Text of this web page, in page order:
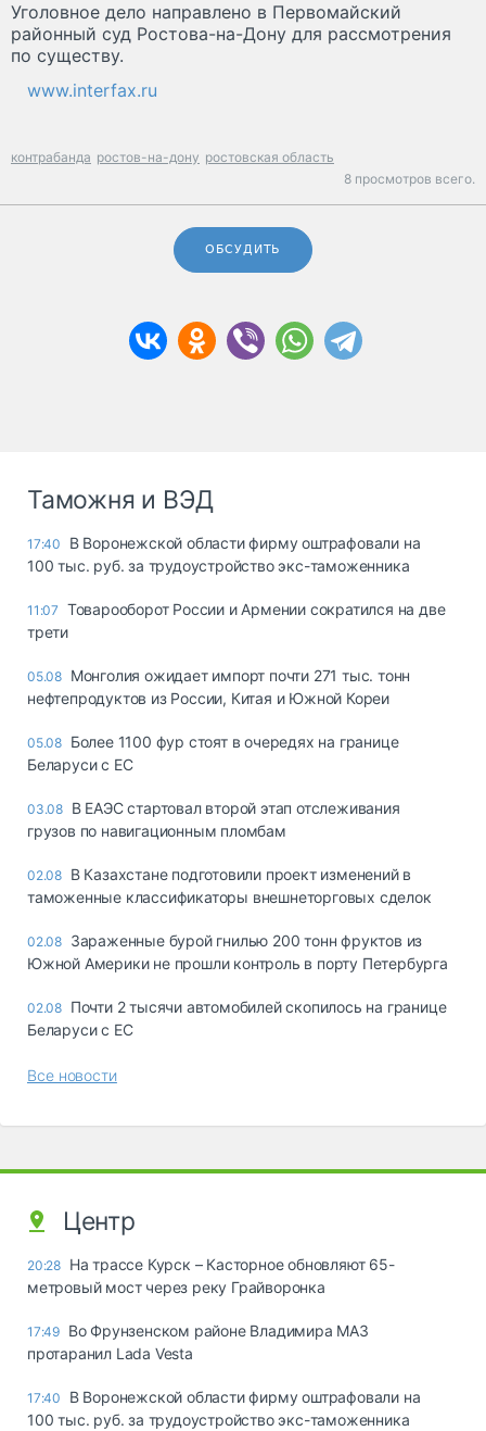
Уголовное дело направлено в Первомайский
районный суд Ростова-на-Дону для рассмотрения
по существу.
www.interfax.ru
контрабанда ростов-на-дону ростовская область
8 просмотров всего.
ОБСУДИТЬ
Таможня и ВЭД
17:40
В Воронежской области фирму оштрафовали на
100 тыс. руб. за трудоустройство экс-таможенника
11:07 Товарооборот России и Армении сократился на две
трети
05.08 Монголия ожидает импорт почти 271 тыс. тонн
нефтепродуктов из России, Китая и Южной Кореи
05.08 Более 1100 фур стоят в очередях на границе
Беларуси с ЕС
03.08 В ЕАЭС стартовал второй этап отслеживания
грузов по навигационным пломбам
02.08 В Казахстане подготовили проект изменений в
таможенные классификаторы внешнеторговых сделок
02.08 Зараженные бурой гнилью 200 тонн фруктов из
Южной Америки не прошли контроль в порту Петербурга
02.08 Почти 2 тысячи автомобилей скопилось на границе
Беларуси с ЕС
Все новости
Центр
20:28 На трассе Курск – Касторное обновляют 65-
метровый мост через реку Грайворонка
17:49 Во Фрунзенском районе Владимира МАЗ
протаранил Lada Vesta
17:40
В Воронежской области фирму оштрафовали на
100 тыс. руб. за трудоустройство экс-таможенника